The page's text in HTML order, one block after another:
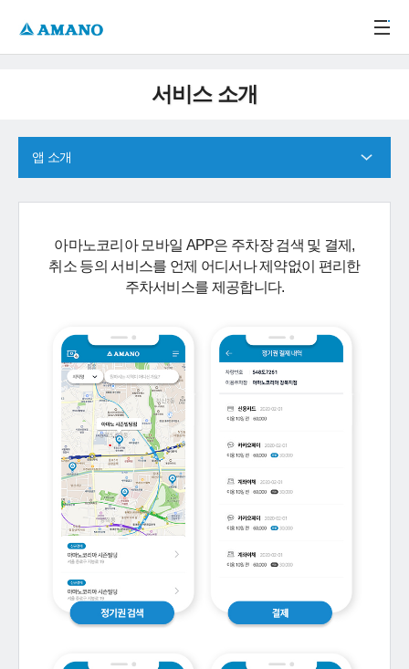
서비스 소개
앱 소개
아마노코리아 모바일 APP은 주차장 검색 및 결제,
취소 등의 서비스를 언제 어디서나 제약없이 편리한
주차서비스를 제공합니다.